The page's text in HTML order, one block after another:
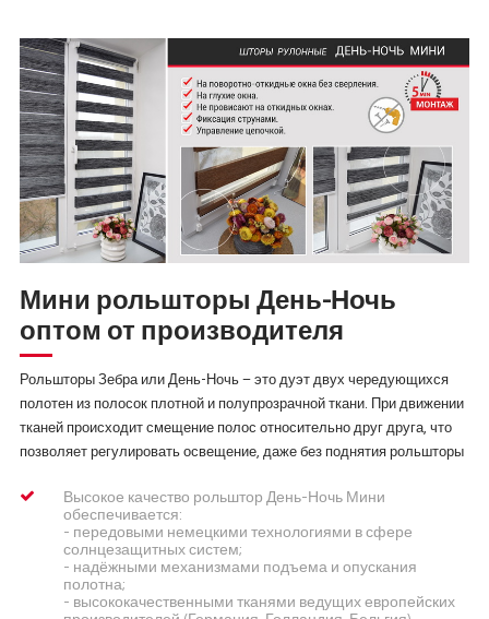
Мини рольшторы День-Ночь
оптом от производителя
Рольшторы Зебра или День-Ночь– это дуэт двух чередующихся
полотен из полосок плотной и полупрозрачной ткани. При движении
тканей происходит смещение полос относительно друг друга, что
позволяет регулировать освещение, даже без поднятия рольшторы
Высокое качество рольштор День-Ночь Мини
обеспечивается:
- передовыми немецкими технологиями в сфере
солнцезащитных систем;
- надёжными механизмами подъема и опускания
полотна;
- высококачественными тканями ведущих европейских